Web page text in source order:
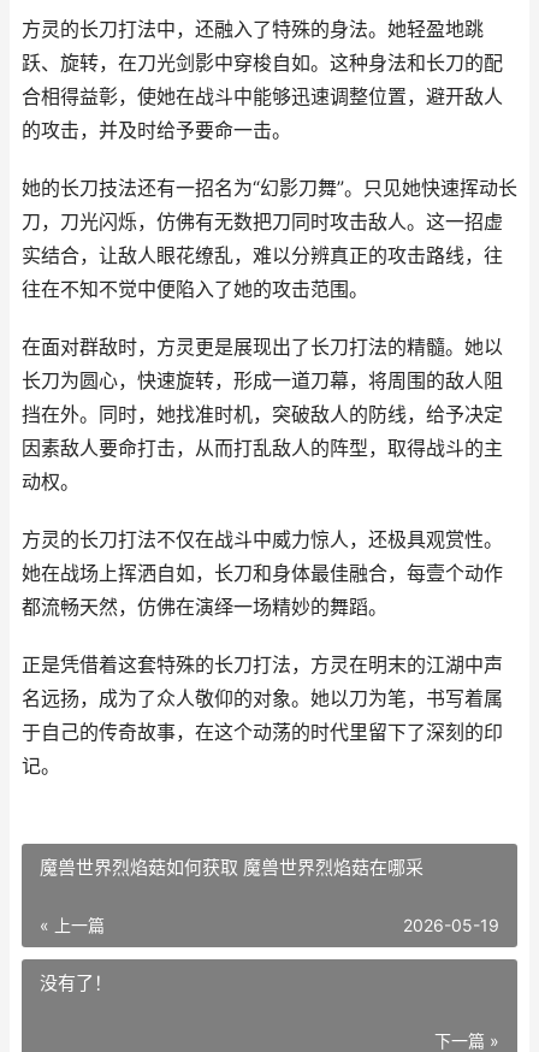
方灵的长刀打法中，还融入了特殊的身法。她轻盈地跳
跃、旋转，在刀光剑影中穿梭自如。这种身法和长刀的配
合相得益彰，使她在战斗中能够迅速调整位置，避开敌人
的攻击，并及时给予要命一击。
她的长刀技法还有一招名为“幻影刀舞”。只见她快速挥动长
刀，刀光闪烁，仿佛有无数把刀同时攻击敌人。这一招虚
实结合，让敌人眼花缭乱，难以分辨真正的攻击路线，往
往在不知不觉中便陷入了她的攻击范围。
在面对群敌时，方灵更是展现出了长刀打法的精髓。她以
长刀为圆心，快速旋转，形成一道刀幕，将周围的敌人阻
挡在外。同时，她找准时机，突破敌人的防线，给予决定
因素敌人要命打击，从而打乱敌人的阵型，取得战斗的主
动权。
方灵的长刀打法不仅在战斗中威力惊人，还极具观赏性。
她在战场上挥洒自如，长刀和身体最佳融合，每壹个动作
都流畅天然，仿佛在演绎一场精妙的舞蹈。
正是凭借着这套特殊的长刀打法，方灵在明末的江湖中声
名远扬，成为了众人敬仰的对象。她以刀为笔，书写着属
于自己的传奇故事，在这个动荡的时代里留下了深刻的印
记。
魔兽世界烈焰菇如何获取 魔兽世界烈焰菇在哪采
« 上一篇 2026-05-19
没有了！
下一篇 »